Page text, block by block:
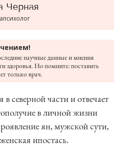
Черная
научные данные и мнения
здоровья. Но помните: поставить
только врач.
в северной части и отвечает
в личной жизни
ян, мужской сути,
ипостась.